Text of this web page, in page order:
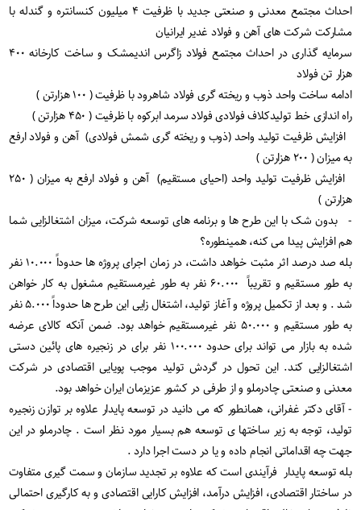
احداث مجتمع معدنی و صنعتی جدید با ظرفیت ۴ میلیون کنسانتره و گندله با
مشارکت شرکت های آهن و فولاد غدیر ایرانیان
سرمایه گذاری در احداث مجتمع فولاد زاگرس اندیمشک و ساخت کارخانه ۴۰۰
هزار تن فولاد
ادامه ساخت واحد ذوب و ریخته گری فولاد شاهرود با ظرفیت ( ۱۰۰ هزارتن )
راه اندازی خط تولیدکلاف فولادی فولاد سرمد ابرکوه با ظرفیت ( ۴۵۰ هزارتن )
افزایش ظرفیت تولید واحد (ذوب و ریخته گری شمش فولادی) آهن و فولاد ارفع
به میزان ( ۲۰۰ هزارتن )
افزایش ظرفیت تولید واحد (احیای مستقیم) آهن و فولاد ارفع به میزان ( ۲۵۰
هزارتن )
- بدون شک با این طرح ها و برنامه های توسعه شرکت، میزان اشتغالزایی شما
هم افزایش پیدا می کنه، همینطوره؟
بله صد درصد اثر مثبت خواهد داشت، در زمان اجرای پروژه ها حدوداً ۱۰.۰۰۰ نفر
به طور مستقیم و تقریباً ۶۰.۰۰۰ نفر به طور غیرمستقیم مشغول به کار خواهن
شد . و بعد از تکمیل پروژه و آغاز تولید، اشتغال زایی این طرح ها حدوداً ۵.۰۰۰ نفر
به طور مستقیم و ۵۰.۰۰۰ نفر غیرمستقیم خواهد بود. ضمن آنکه کالای عرضه
شده به بازار می تواند برای حدود ۱۰۰.۰۰۰ نفر برای در زنجیره های پائین دستی
اشتغالزایی کند. این تحول در گردش تولید موجب پویایی اقتصادی در شرکت
معدنی و صنعتی چادرملو و از طرفی در کشور عزیزمان ایران خواهد بود.
- آقای دکتر غفرانی، همانطور که می دانید در توسعه پایدار علاوه بر توازن زنجیره
تولید، توجه به زیر ساختها ی توسعه هم بسیار مورد نظر است . چادرملو در این
جهت چه اقداماتی انجام داده و یا در دست اجرا دارد .
بله توسعه پایدار فرآیندی است که علاوه بر تجدید سازمان و سمت گیری متفاوت
در ساختار اقتصادی، افزایش درآمد، افزایش کارایی اقتصادی و به کارگیری احتمالی